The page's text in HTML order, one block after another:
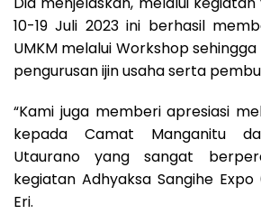
10-19 Juli 2023 ini berhasil
UMKM melalui Workshop
pengurusan ijin usaha serta
“Kami juga memberi apresiasi
kepada Camat Manganitu
Utaurano yang sangat
kegiatan Adhyaksa Sangihe Expo
Eri.